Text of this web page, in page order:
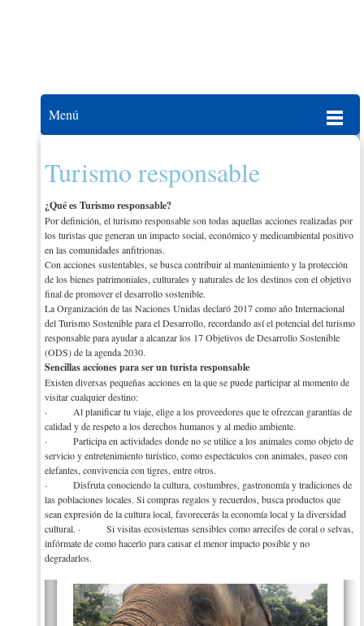
Menú
Turismo responsable
¿Qué es Turismo responsable?
Por definición, el turismo responsable son todas aquellas acciones realizadas por
los turistas que generan un impacto social, económico y medioambiental positivo
en las comunidades anfitrionas.
Con acciones sustentables, se busca contribuir al mantenimiento y la protección
de los bienes patrimoniales, culturales y naturales de los destinos con el objetivo
final de promover el desarrollo sostenible.
La Organización de las Naciones Unidas declaró 2017 como año Internacional
del Turismo Sostenible para el Desarrollo, recordando así el potencial del turismo
responsable para ayudar a alcanzar los 17 Objetivos de Desarrollo Sostenible
(ODS) de la agenda 2030.
Sencillas acciones para ser un turista responsable
Existen diversas pequeñas acciones en la que se puede participar al momento de
visitar cualquier destino:
· Al planificar tu viaje, elige a los proveedores que te ofrezcan garantías de
calidad y de respeto a los derechos humanos y al medio ambiente.
· Participa en actividades donde no se utilice a los animales como objeto de
servicio y entretenimiento turístico, como espectáculos con animales, paseo con
elefantes, convivencia con tigres, entre otros.
· Disfruta conociendo la cultura, costumbres, gastronomía y tradiciones de
las poblaciones locales. Si compras regalos y recuerdos, busca productos que
sean expresión de la cultura local, favorecerás la economía local y la diversidad
cultural. · Si visitas ecosistemas sensibles como arrecifes de coral o selvas,
infórmate de como hacerlo para causar el menor impacto posible y no
degradarlos.